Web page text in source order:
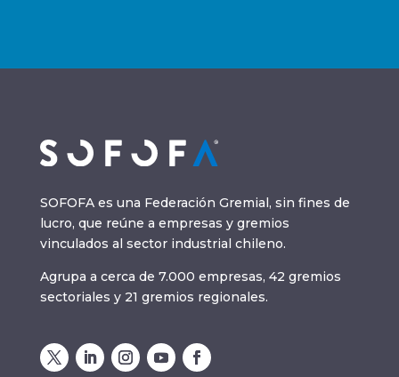
SOFOFA es una Federación Gremial, sin fines de
lucro, que reúne a empresas y gremios
vinculados al sector industrial chileno.
Agrupa a cerca de 7.000 empresas, 42 gremios
sectoriales y 21 gremios regionales.